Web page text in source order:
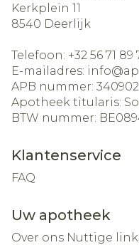
Kerkplein 11
8540 Deerlijk
Telefoon: +32 56 71 89
E-mailadres: info@
APB nummer: 340902
Apotheek titularis:
BTW nummer:
Klantenservice
FAQ
Uw apotheek
Over ons Nuttige